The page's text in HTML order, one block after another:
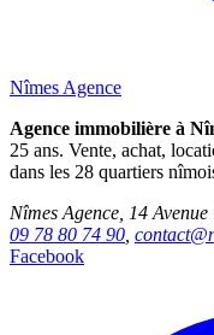
Nîmes Agence
Agence immobilière à
25 ans. Vente, achat,
dans les 28 quartiers
Nîmes Agence, 14
09 78 80 74 90
Facebook